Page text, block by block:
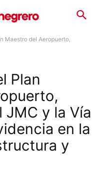
Maestro del Aeropuerto,
Plan
JMC y la Vía
en la
y